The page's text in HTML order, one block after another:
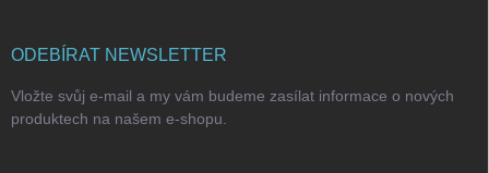
ODEBÍRAT NEWSLETTER
Vložte svůj e-mail a my vám budeme zasílat informace o nových
produktech na našem e-shopu.